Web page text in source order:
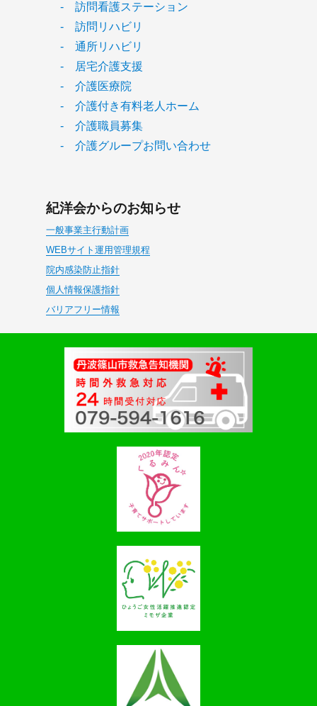
- 訪問看護ステーション
- 訪問リハビリ
- 通所リハビリ
- 居宅介護支援
- 介護医療院
- 介護付き有料老人ホーム
- 介護職員募集
- 介護グループお問い合わせ
紀洋会からのお知らせ
一般事業主行動計画
WEBサイト運用管理規程
院内感染防止指針
個人情報保護指針
バリアフリー情報